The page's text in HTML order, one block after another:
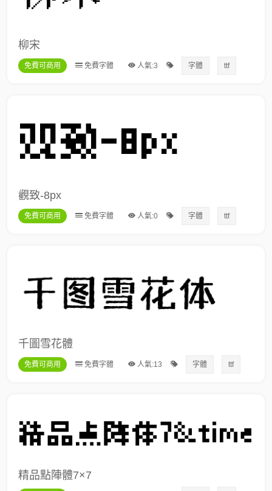
柳宋
免費可商用 免費字體 人氣:3 字體 ttf
觀致-8px
免費可商用 免費字體 人氣:0 字體 ttf
千圖雪花體
免費可商用 免費字體 人氣:13 字體 ttf
精品點陣體7×7